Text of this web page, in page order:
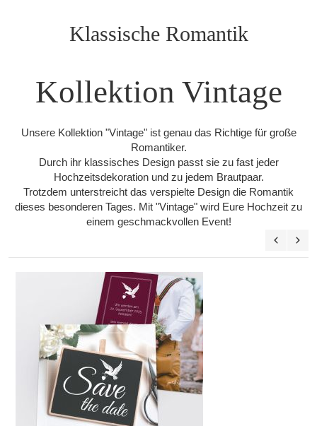
Klassische Romantik
Kollektion Vintage
Unsere Kollektion "Vintage" ist genau das Richtige für große
Romantiker.
Durch ihr klassisches Design passt sie zu fast jeder
Hochzeitsdekoration und zu jedem Brautpaar.
Trotzdem unterstreicht das verspielte Design die Romantik
dieses besonderen Tages. Mit "Vintage" wird Eure Hochzeit zu
einem geschmackvollen Event!